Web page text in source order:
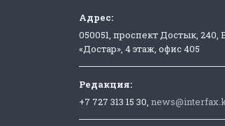
Адрес:
050051, проспект Достык, 240,
«Достар», 4 этаж, офис 405
Редакция:
+7 727 313 15 30,